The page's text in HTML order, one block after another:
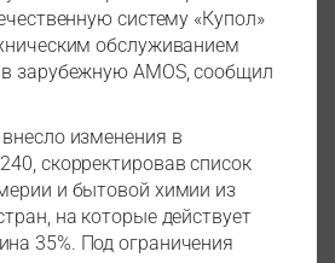
систему «Купол»
обслуживанием
зарубежную AMOS, сообщил
изменения в
скорректировав список
и бытовой химии из
на которые действует
35%. Под ограничения